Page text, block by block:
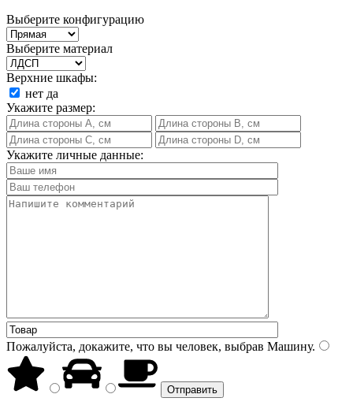
Выберите конфигурацию
Выберите материал
Верхние шкафы:
нет да
Укажите размер:
Укажите личные данные:
Пожалуйста, докажите, что вы человек, выбрав Машину.